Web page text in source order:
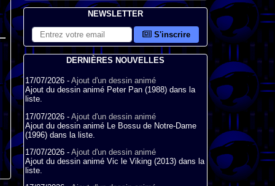
NEWSLETTER
S'inscrire
DERNIÈRES NOUVELLES
17/07/2026 - Ajout d'un dessin animé
Ajout du dessin animé Peter Pan (1988) dans la
liste.
17/07/2026 - Ajout d'un dessin animé
Ajout du dessin animé Le Bossu de Notre-Dame
(1996) dans la liste.
17/07/2026 - Ajout d'un dessin animé
Ajout du dessin animé Vic le Viking (2013) dans la
liste.